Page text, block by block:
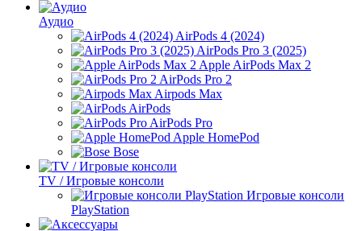
Аудио
AirPods 4 (2024)
AirPods Pro 3 (2025)
Apple AirPods Max 2
AirPods Pro 2
Airpods Max
AirPods
AirPods Pro
Apple HomePod
Bose
TV / Игровые консоли
Игровые консоли
PlayStation